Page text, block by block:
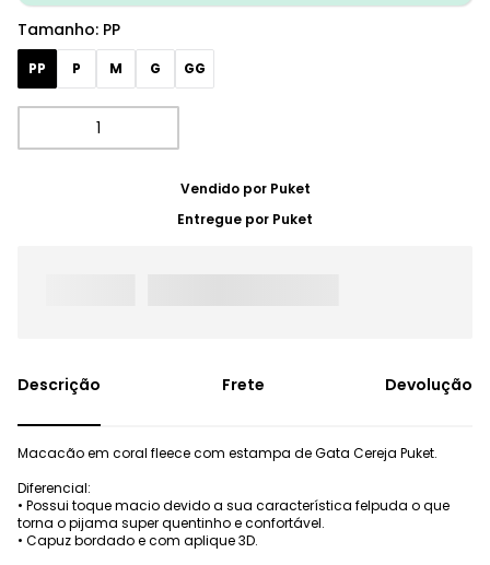
Tamanho: PP
PP P M G GG
Vendido por Puket
Entregue por Puket
Frete Devolução
Macacão em coral fleece com estampa de Gata Cereja Puket.
Diferencial:
• Possui toque macio devido a sua característica felpuda o que
torna o pijama super quentinho e confortável.
• Capuz bordado e com aplique 3D.